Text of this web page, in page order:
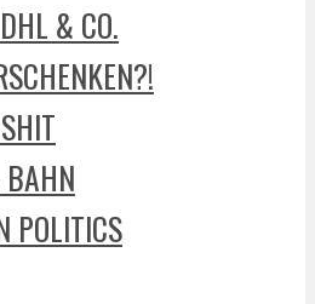
& CO.
POLITICS